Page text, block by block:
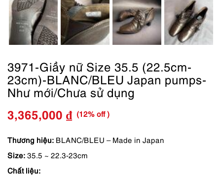
3971-Giầy nữ Size 35.5 (22.5cm-
23cm)-BLANC/BLEU Japan pumps-
Như mới/Chưa sử dụng
Giá
gốc
là:
3,365,000 ₫
Giá
hiện
tại
(12% off )
Thương hiệu: BLANC/BLEU – Made in Japan
Size: 35.5 ~ 22.3-23cm
Chất liệu: